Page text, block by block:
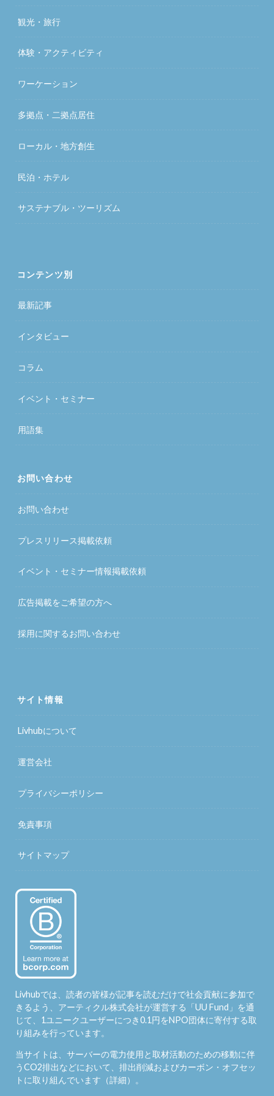
観光・旅行
体験・アクティビティ
ワーケーション
多拠点・二拠点居住
ローカル・地方創生
民泊・ホテル
サステナブル・ツーリズム
コンテンツ別
最新記事
インタビュー
コラム
イベント・セミナー
用語集
お問い合わせ
お問い合わせ
プレスリリース掲載依頼
イベント・セミナー情報掲載依頼
広告掲載をご希望の方へ
採用に関するお問い合わせ
サイト情報
Livhubについて
運営会社
プライバシーポリシー
免責事項
サイトマップ
Livhubでは、読者の皆様が記事を読むだけで社会貢献に参加で
きるよう、アーティクル株式会社が運営する「UU Fund 」を通
じて、1ユニークユーザーにつき0.1円をNPO団体に寄付する取
り組みを行っています。
当サイトは、サーバーの電力使用と取材活動のための移動に伴
うCO2排出などにおいて、排出削減およびカーボン・オフセッ
トに取り組んでいます（詳細）。